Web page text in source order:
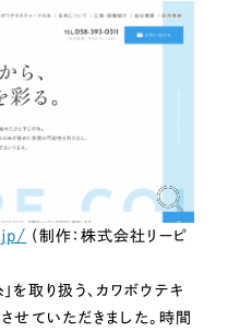
(制作：株式会社リーピ
を取り扱う、カワボウテキ
せていただきました。時間